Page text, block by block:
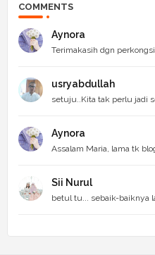
COMMENTS
Aynora
Terimakasih dgn
usryabdullah
setuju..Kita tak perlu jadi
Aynora
Assalam Maria, lama tk
Sii Nurul
betul tu... sebaik-baiknya